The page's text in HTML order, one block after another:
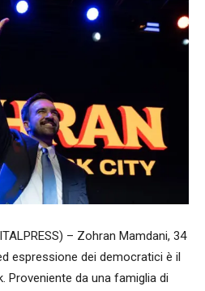
– Zohran Mamdani, 34
espressione dei democratici è il
Proveniente da una famiglia di